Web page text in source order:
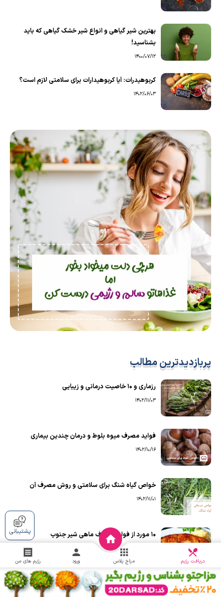
بهترین شیر گیاهی و انواع شیر خشک گیاهی که باید
بشناسید!
1400/07/12
کربوهیدرات: آیا کربوهیدارات برای سلامتی لازم است؟
1402/06/03
پربازدیدترین مطالب
رزماری و ۱۰ خاصیت درمانی و زیبایی
1402/11/03
فواید مصرف میوه بلوط و درمان چندین بیماری
1402/10/16
خواص گیاه شنگ برای سلامتی و روش مصرف آن
1402/11/01
۱۰ مورد از فواید مصرف ماهی شیر جنوب پشتیبانی
دریافت رژیم مزاج پلاس ورود رژیم های من